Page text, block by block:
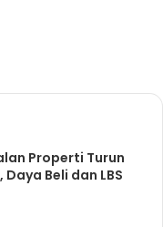
Properti Turun
Beli dan LBS